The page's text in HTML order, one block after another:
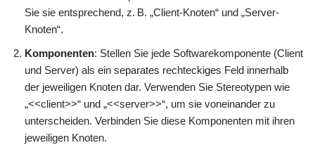
Sie sie entsprechend, z. B. „Client-Knoten“ und „Server-
Knoten“.
Komponenten: Stellen Sie jede Softwarekomponente (Client
und Server) als ein separates rechteckiges Feld innerhalb
der jeweiligen Knoten dar. Verwenden Sie Stereotypen wie
„<<client>>“ und „<<server>>“, um sie voneinander zu
unterscheiden. Verbinden Sie diese Komponenten mit ihren
jeweiligen Knoten.